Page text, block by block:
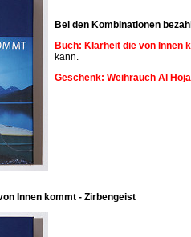
Bei den Kombinationen
Buch: Klarheit die von Innen
kann.
Geschenk: Weihrauch Al
Innen kommt - Zirbengeist